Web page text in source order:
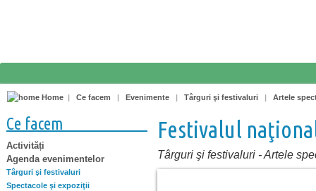
Home | Ce facem | Evenimente | Târguri şi festivaluri | Artele
Ce facem
Activități
Agenda evenimentelor
Târguri şi festivaluri
Spectacole şi expoziţii
Festivalul
Târguri şi festivaluri -Artele